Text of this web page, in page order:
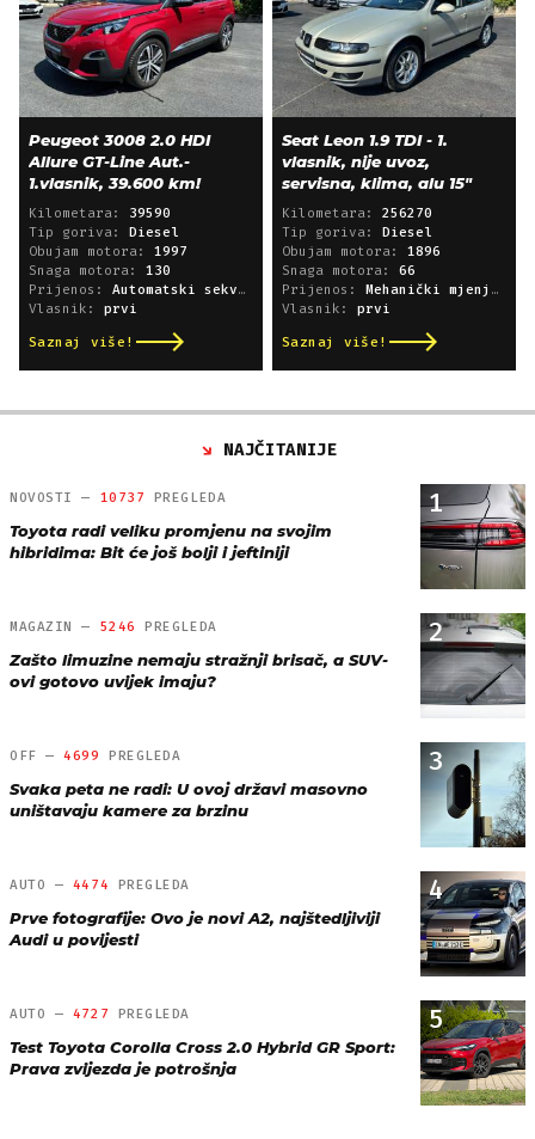
Peugeot 3008 2.0 HDI
Allure GT-Line Aut.-
1.vlasnik, 39.600 km!
Kilometara: 39590
Tip goriva: Diesel
Obujam motora: 1997
Snaga motora: 130
Prijenos: Automatski sekvencijski
Vlasnik: prvi
Saznaj više!
Seat Leon 1.9 TDI - 1.
vlasnik, nije uvoz,
servisna, klima, alu 15"
Kilometara: 256270
Tip goriva: Diesel
Obujam motora: 1896
Snaga motora: 66
Prijenos: Mehanički mjenjač
Vlasnik: prvi
Saznaj više!
NAJČITANIJE
1
NOVOSTI — 10737 PREGLEDA
Toyota radi veliku promjenu na svojim
hibridima: Bit će još bolji i jeftiniji
2
MAGAZIN — 5246 PREGLEDA
Zašto limuzine nemaju stražnji brisač, a SUV-
ovi gotovo uvijek imaju?
3
OFF —4699 PREGLEDA
Svaka peta ne radi: U ovoj državi masovno
uništavaju kamere za brzinu
4
AUTO — 4474 PREGLEDA
Prve fotografije: Ovo je novi A2, najštedljiviji
Audi u povijesti
5
AUTO — 4727 PREGLEDA
Test Toyota Corolla Cross 2.0 Hybrid GR Sport:
Prava zvijezda je potrošnja